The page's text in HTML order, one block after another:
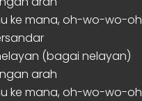
ke mana, oh-wo-wo-oh
(bagai nelayan)
arah
ke mana, oh-wo-wo-oh